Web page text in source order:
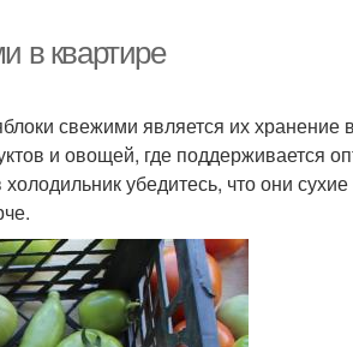
в квартире
свежими является их хранение в
и овощей, где поддерживается
убедитесь, что они